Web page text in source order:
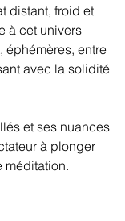
distant, froid et
à cet univers
éphémères, entre
avec la solidité
et ses nuances
à plonger
méditation.